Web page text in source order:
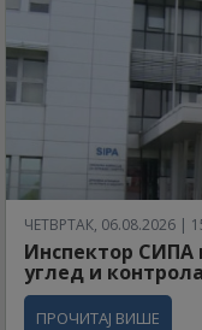
ЧЕТВРТАК, 06.08.2026 |
Инспектор СИПА
углед и
ПРОЧИТАЈ ВИШЕ